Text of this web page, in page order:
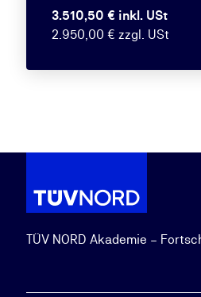
3.510,50 € inkl. USt
2.950,00 € zzgl. USt
TÜV NORD Akademie –